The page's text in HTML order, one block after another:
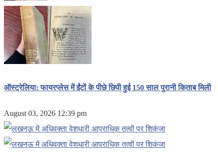
ऑस्ट्रेलिया: फायरप्लेस में ईंटों के पीछे छिपी हुई 150 साल पुरानी किताब मिली
August 03, 2026 12:39 pm